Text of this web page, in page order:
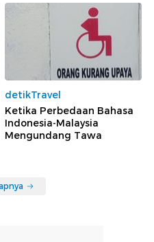
detikTravel
Ketika Perbedaan Bahasa
Indonesia-Malaysia
Mengundang Tawa